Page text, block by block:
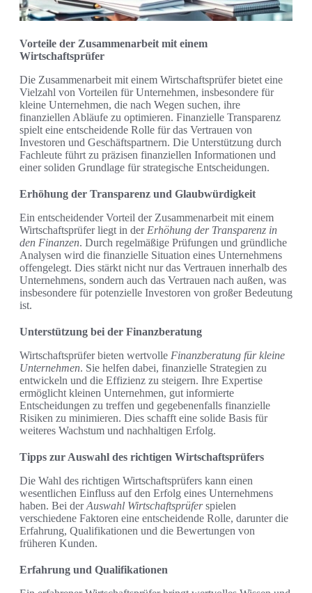
Vorteile der Zusammenarbeit mit einem
Wirtschaftsprüfer
Die Zusammenarbeit mit einem Wirtschaftsprüfer bietet eine
Vielzahl von Vorteilen für Unternehmen, insbesondere für
kleine Unternehmen, die nach Wegen suchen, ihre
finanziellen Abläufe zu optimieren. Finanzielle Transparenz
spielt eine entscheidende Rolle für das Vertrauen von
Investoren und Geschäftspartnern. Die Unterstützung durch
Fachleute führt zu präzisen finanziellen Informationen und
einer soliden Grundlage für strategische Entscheidungen.
Erhöhung der Transparenz und Glaubwürdigkeit
Ein entscheidender Vorteil der Zusammenarbeit mit einem
Wirtschaftsprüfer liegt in der Erhöhung der Transparenz in
den Finanzen. Durch regelmäßige Prüfungen und gründliche
Analysen wird die finanzielle Situation eines Unternehmens
offengelegt. Dies stärkt nicht nur das Vertrauen innerhalb des
Unternehmens, sondern auch das Vertrauen nach außen, was
insbesondere für potenzielle Investoren von großer Bedeutung
ist.
Unterstützung bei der Finanzberatung
Wirtschaftsprüfer bieten wertvolle Finanzberatung für kleine
Unternehmen. Sie helfen dabei, finanzielle Strategien zu
entwickeln und die Effizienz zu steigern. Ihre Expertise
ermöglicht kleinen Unternehmen, gut informierte
Entscheidungen zu treffen und gegebenenfalls finanzielle
Risiken zu minimieren. Dies schafft eine solide Basis für
weiteres Wachstum und nachhaltigen Erfolg.
Tipps zur Auswahl des richtigen Wirtschaftsprüfers
Die Wahl des richtigen Wirtschaftsprüfers kann einen
wesentlichen Einfluss auf den Erfolg eines Unternehmens
haben. Bei derAuswahl Wirtschaftsprüferspielen
verschiedene Faktoren eine entscheidende Rolle, darunter die
Erfahrung, Qualifikationen und die Bewertungen von
früheren Kunden.
Erfahrung und Qualifikationen